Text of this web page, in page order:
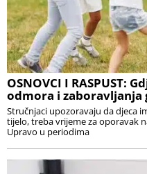
OSNOVCI I RASPUST:
odmora i zaboravljanja
Stručnjaci upozoravaju da djeca
tijelo, treba vrijeme za oporavak
Upravo u periodima